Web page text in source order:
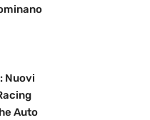
Nuovi
Auto